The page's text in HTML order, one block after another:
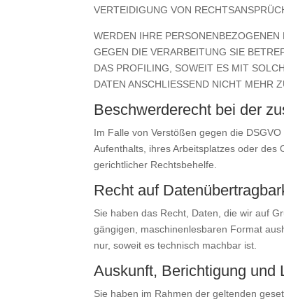
VERTEIDIGUNG VON
WERDEN IHRE
GEGEN DIE VERARBEITUNG SIE
DAS PROFILING, SOWEIT ES MIT
DATEN ANSCHLIESSEND NICHT MEHR
Beschwerde­recht bei der
Im Falle von Verstößen gegen die
Aufenthalts, ihres Arbeitsplatzes oder
gerichtlicher Rechtsbehelfe.
Recht auf
Sie haben das Recht, Daten, die wir auf
gängigen, maschinenlesbaren Format
nur, soweit es technisch machbar ist.
Auskunft, Berichtigung und
Sie haben im Rahmen der geltenden